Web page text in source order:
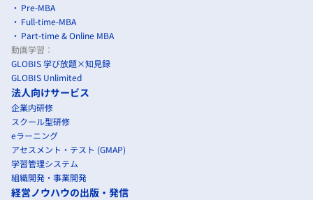
Pre-MBA
Full-time-MBA
Part-time & Online MBA
動画学習：
GLOBIS 学び放題×知見録
GLOBIS Unlimited
法人向けサービス
企業内研修
スクール型研修
eラーニング
アセスメント・テスト (GMAP)
学習管理システム
組織開発・事業開発
経営ノウハウの出版・発信